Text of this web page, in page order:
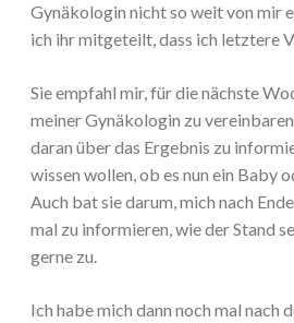
Gynäkologin nicht so weit von mir
ich ihr mitgeteilt, dass ich letztere
Sie empfahl mir, für die nächste
meiner Gynäkologin zu
daran über das Ergebnis zu
wissen wollen, ob es nun ein Baby
Auch bat sie darum, mich nach
mal zu informieren, wie der Stand
gerne zu.
Ich habe mich dann noch mal nach